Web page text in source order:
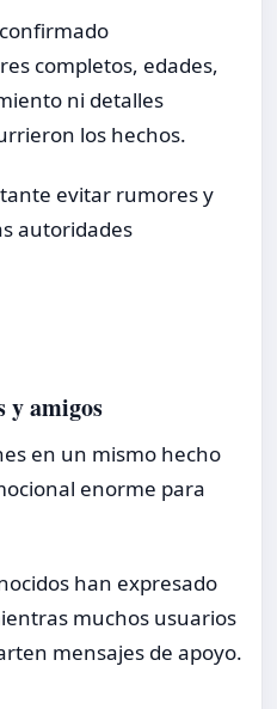
completos, edades,
ni detalles
los hechos.
evitar rumores y
autoridades
amigos
en un mismo hecho
enorme para
han expresado
muchos usuarios
mensajes de apoyo.